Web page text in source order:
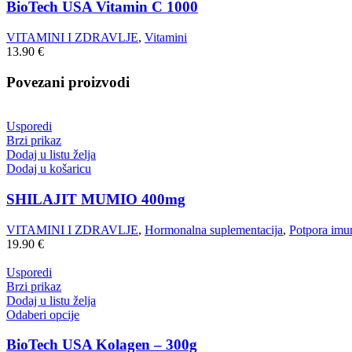
BioTech USA Vitamin C 1000
VITAMINI I ZDRAVLJE, Vitamini
13.90 €
Povezani proizvodi
Usporedi
Brzi prikaz
Dodaj u listu želja
Dodaj u košaricu
SHILAJIT MUMIO 400mg
VITAMINI I ZDRAVLJE, Hormonalna suplementacija, Potpora
19.90 €
Usporedi
Brzi prikaz
Dodaj u listu želja
Odaberi opcije
BioTech USA Kolagen – 300g